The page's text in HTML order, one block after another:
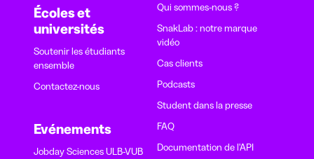
Écoles et
universités
Soutenir les étudiants
ensemble
Contactez-nous
Evénements
Jobday Sciences ULB-VUB
Qui sommes-nous ?
SnakLab : notre marque
vidéo
Cas clients
Podcasts
Student dans la presse
FAQ
Documentation de l'API